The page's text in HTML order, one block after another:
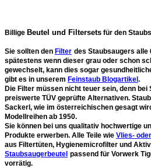
Billige Beutel und Filtersets für den
Sie sollten den Filter des Staubsaugers alle
spätestens wenn dieser grau oder schon
gewechselt, kann dies sogar
gibt es in unserem Feinstaub Blogartikel.
Die Filter müssen nicht teuer sein, denn bei
preiswerte TÜV geprüfte Alternativen.
Sackerl, wie im österreichischen gesagt
Modellreihen ab 1950.
Sie können bei uns qualitativ hochwertige
Produkte erwerben. Alle Teile wie Vlies-
aus Filtertüten, Hygienemicrofilter und
Staubsaugerbeutel passend für Vorwerk
vorrätig.